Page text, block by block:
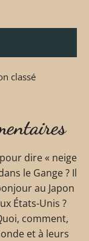
classé
dire « neige
le Gange ? Il
au Japon
États-Unis ?
comment,
et à leurs